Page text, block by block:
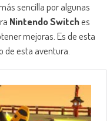
sencilla por algunas
Nintendo Switches
mejoras. Es de esta
de esta aventura.